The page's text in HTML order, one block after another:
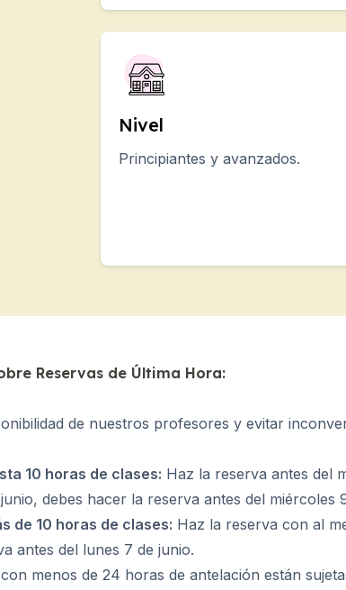
Costa Rica
Campamento de verano
Programas por edad
Campamentos de verano (12-17 años)
Barcelona
Costa Rica
Nivel
Principiantes y avanzados.
Reservas de Última Hora:
de nuestros profesores y evitar
10 horas de clases: Haz la reserva antes del
debes hacer la reserva antes del miércoles
de 10 horas de clases: Haz la reserva con al
antes del lunes 7 de junio.
menos de 24 horas de antelación están